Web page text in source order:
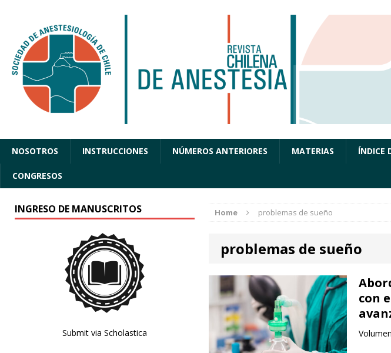
NOSOTROS INSTRUCCIONES NÚMEROS ANTERIORES MATERIAS ÍNDICE
CONGRESOS
Home problemas de sueño
problemas de sueño
con
INGRESO DE MANUSCRITOS
Submit via Scholastica